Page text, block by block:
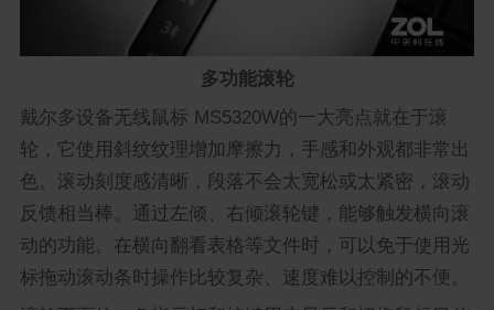
多功能滚轮
戴尔多设备无线鼠标 MS5320W的一大亮点就在于滚
轮，它使用斜纹纹理增加摩擦力，手感和外观都非常出
色。滚动刻度感清晰，段落不会太宽松或太紧密，滚动
反馈相当棒。通过左倾、右倾滚轮键，能够触发横向滚
动的功能。在横向翻看表格等文件时，可以免于使用光
标拖动滚动条时操作比较复杂、速度难以控制的不便。